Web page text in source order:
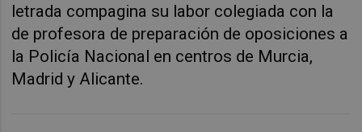
letrada compagina su labor colegiada con la
de profesora de preparación de oposiciones a
la Policía Nacional en centros de Murcia,
Madrid y Alicante.